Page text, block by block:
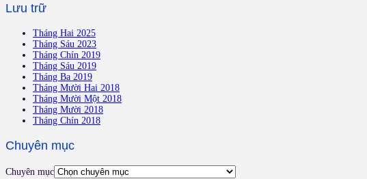
Lưu trữ
Tháng Hai 2025
Tháng Sáu 2023
Tháng Chín 2019
Tháng Sáu 2019
Tháng Ba 2019
Tháng Mười Hai 2018
Tháng Mười Một 2018
Tháng Mười 2018
Tháng Chín 2018
Chuyên mục
Chuyên mục